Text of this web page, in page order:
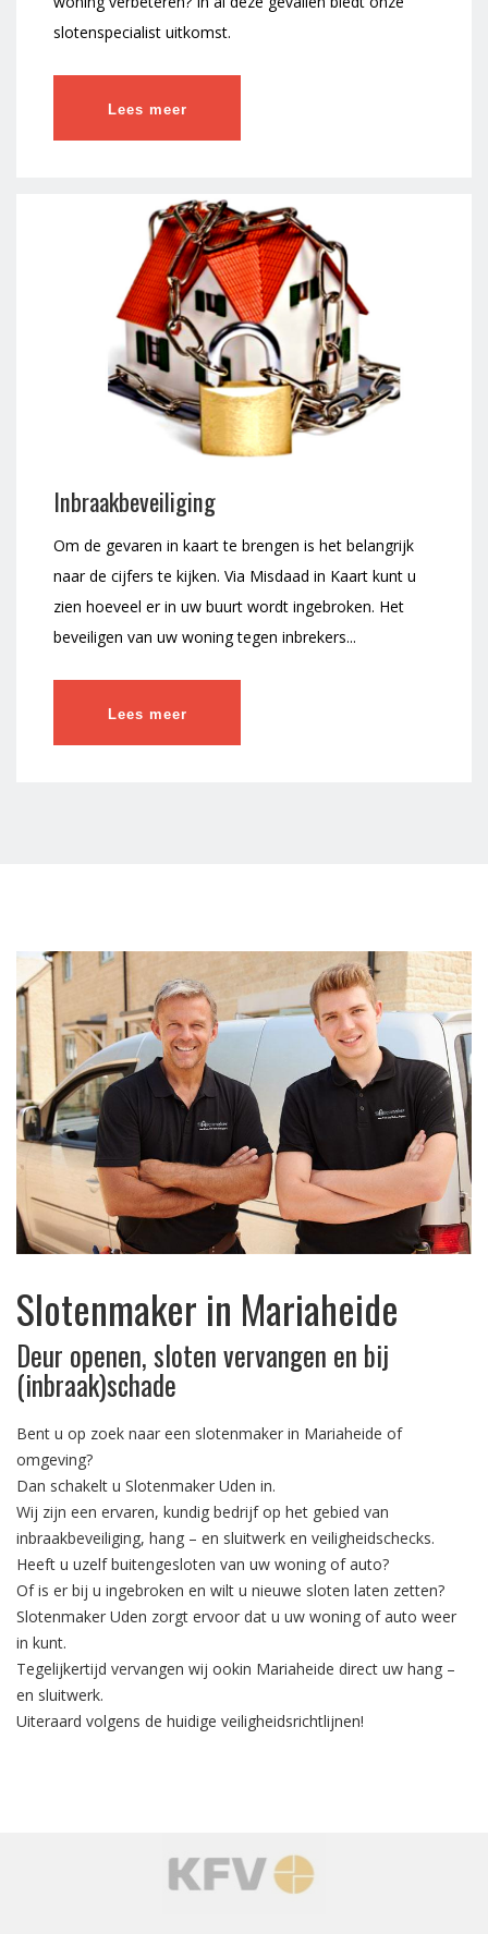
slotenspecialist uitkomst.
Lees meer
Inbraakbeveiliging
Om de gevaren in kaart te brengen is het belangrijk
naar de cijfers te kijken. Via Misdaad in Kaart kunt u
zien hoeveel er in uw buurt wordt ingebroken. Het
beveiligen van uw woning tegen inbrekers...
Lees meer
Slotenmaker in Mariaheide
Deur openen, sloten vervangen en bij
(inbraak)schade
Bent u op zoek naar een slotenmaker in Mariaheide of
omgeving?
Dan schakelt u Slotenmaker Uden in.
Wij zijn een ervaren, kundig bedrijf op het gebied van
inbraakbeveiliging, hang – en sluitwerk en veiligheidschecks.
Heeft u uzelf buitengesloten van uw woning of auto?
Of is er bij u ingebroken en wilt u nieuwe sloten laten zetten?
Slotenmaker Uden zorgt ervoor dat u uw woning of auto weer
in kunt.
Tegelijkertijd vervangen wij ookin Mariaheide direct uw hang –
en sluitwerk.
Uiteraard volgens de huidige veiligheidsrichtlijnen!